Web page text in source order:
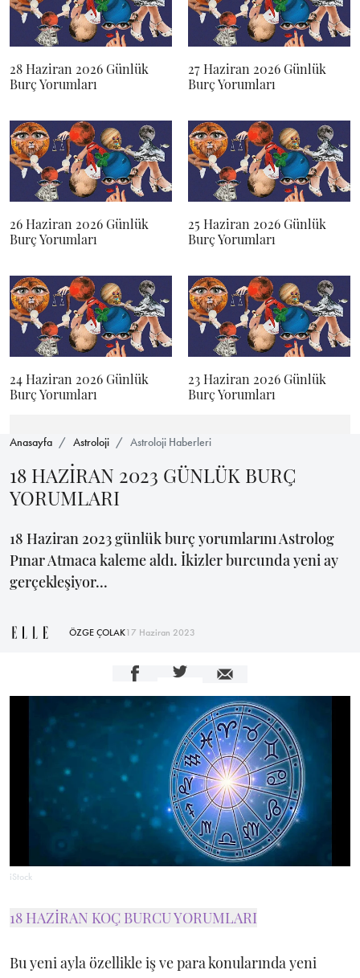
28 Haziran 2026 Günlük
Burç Yorumları
27 Haziran 2026 Günlük
Burç Yorumları
26 Haziran 2026 Günlük
Burç Yorumları
25 Haziran 2026 Günlük
Burç Yorumları
24 Haziran 2026 Günlük
Burç Yorumları
23 Haziran 2026 Günlük
Burç Yorumları
Anasayfa Astroloji Astroloji Haberleri
18 HAZİRAN 2023 GÜNLÜK BURÇ
YORUMLARI
18 Haziran 2023 günlük burç yorumlarını Astrolog
Pınar Atmaca kaleme aldı. İkizler burcunda yeni ay
gerçekleşiyor...
ÖZGE ÇOLAK17 Haziran 2023
iStock
18 HAZİRAN KOÇ BURCU YORUMLARI
Bu yeni ayla özellikle iş ve para konularında yeni